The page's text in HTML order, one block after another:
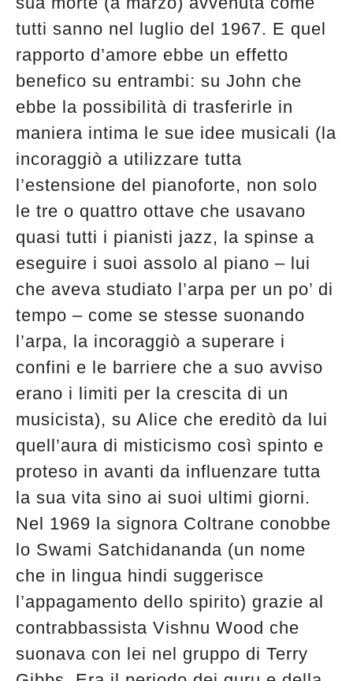
tutti sanno nel luglio del 1967. E quel
rapporto d’amore ebbe un effetto
benefico su entrambi: su John che
ebbe la possibilità di trasferirle in
maniera intima le sue idee musicali (la
incoraggiò a utilizzare tutta
l’estensione del pianoforte, non solo
le tre o quattro ottave che usavano
quasi tutti i pianisti jazz, la spinse a
eseguire i suoi assolo al piano – lui
che aveva studiato l’arpa per un po’ di
tempo – come se stesse suonando
l’arpa, la incoraggiò a superare i
confini e le barriere che a suo avviso
erano i limiti per la crescita di un
musicista), su Alice che ereditò da lui
quell’aura di misticismo così spinto e
proteso in avanti da influenzare tutta
la sua vita sino ai suoi ultimi giorni.
Nel 1969 la signora Coltrane conobbe
lo Swami Satchidananda (un nome
che in lingua hindi suggerisce
l’appagamento dello spirito) grazie al
contrabbassista Vishnu Wood che
suonava con lei nel gruppo di Terry